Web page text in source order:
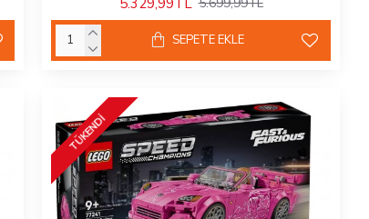
5.699,99TL
SEPETE EKLE
TÜKENDI